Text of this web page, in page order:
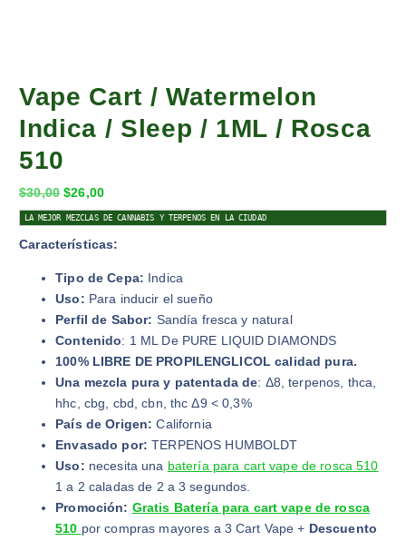
Vape Cart / Watermelon
Indica / Sleep / 1ML / Rosca
510
$30,00 $26,00
LA MEJOR MEZCLAS DE CANNABIS Y TERPENOS EN LA CIUDAD
Características:
Tipo de Cepa: Indica
Uso: Para inducir el sueño
Perfil de Sabor: Sandía fresca y natural
Contenido: 1 ML De PURE LIQUID DIAMONDS
100% LIBRE DE PROPILENGLICOL calidad pura.
Una mezcla pura y patentada de: Δ8, terpenos, thca,
hhc, cbg, cbd, cbn, thc Δ9 < 0,3%
País de Origen: California
Envasado por: TERPENOS HUMBOLDT
Uso: necesita una batería para cart vape de rosca 510
1 a 2 caladas de 2 a 3 segundos.
Promoción: Gratis Batería para cart vape de rosca
510 por compras mayores a 3 Cart Vape + Descuento